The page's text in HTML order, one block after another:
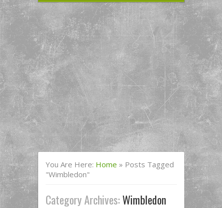
You Are Here: Home » Posts Tagged
"Wimbledon"
Category Archives:Wimbledon